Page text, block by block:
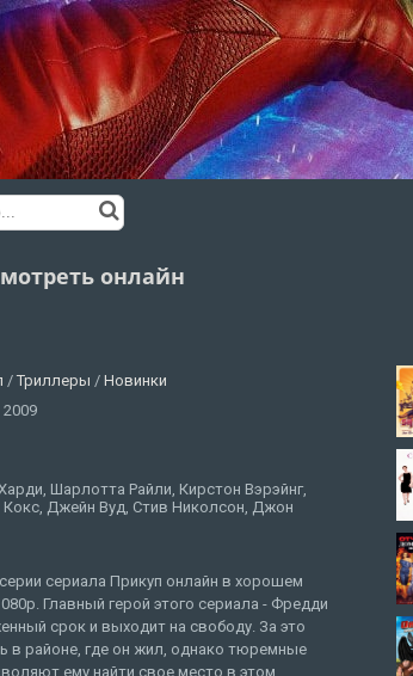
онлайн
/ Триллеры / Новинки
Шарлотта Райли, Кирстон Вэрэйнг,
Кокс, Джейн Вуд, Стив Николсон, Джон
сериала Прикуп онлайн в хорошем
Главный герой этого сериала - Фредди
срок и выходит на свободу. За это
в районе, где он жил, однако тюремные
ему найти свое место в этом